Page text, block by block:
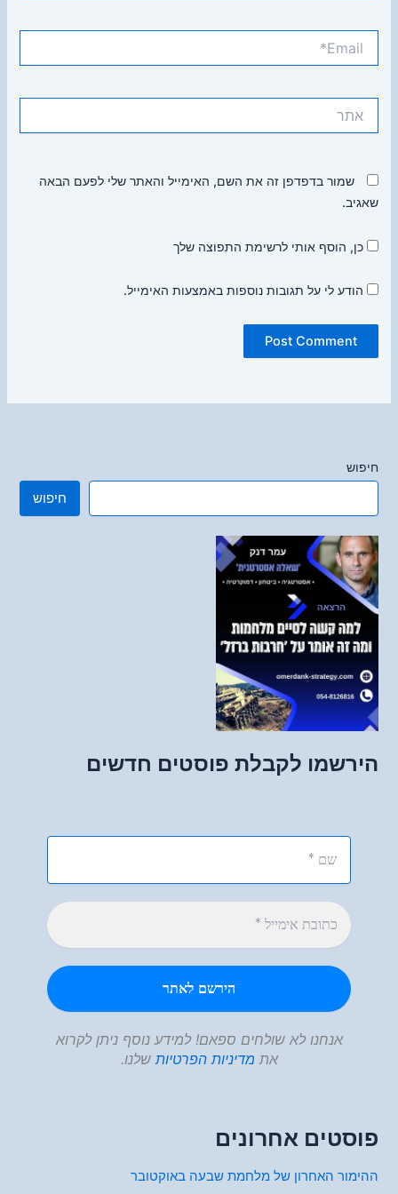
שמור בדפדפן זה את השם, האימייל והאתר שלי לפעם הבאה
שאגיב.
כן, הוסף אותי לרשימת התפוצה שלך
הודע לי על תגובות נוספות באמצעות האימייל.
חיפוש
חיפוש
הירשמו לקבלת פוסטים חדשים
אנחנו לא שולחים ספאם! למידע נוסף ניתן לקרוא
את מדיניות הפרטיותשלנו.
פוסטים אחרונים
ההימור האחרון של מלחמת שבעה באוקטובר